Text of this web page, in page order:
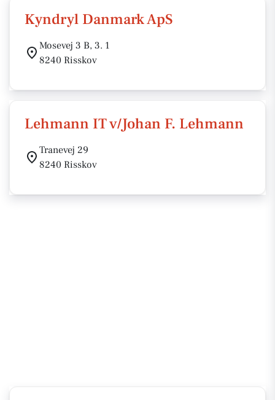
Kyndryl Danmark ApS
Mosevej 3 B, 3. 1
8240 Risskov
Lehmann IT v/Johan F. Lehmann
Tranevej 29
8240 Risskov